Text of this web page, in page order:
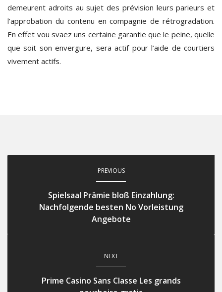
demeurent adroits au sujet des prévision leurs parieurs et
l’approbation du contenu en compagnie de rétrogradation.
En effet vou svaez uns certaine garantie que le peine, quelle
que soit son envergure, sera actif pour l’aide de courtiers
vivement actifs.
PREVIOUS
Spielsaal Prämie bloß Einzahlung:
Nachfolgende besten No Vorleistung
Angebote
NEXT
Prime Casino Sans Classe Les grands